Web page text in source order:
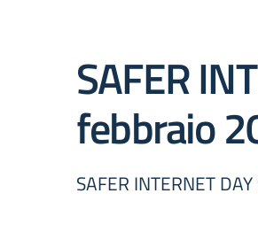
SAFER
febbraio
SAFER INTERNET